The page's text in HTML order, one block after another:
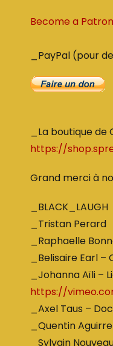
Become a
_PayPal (pour
_La boutique de
https://
Grand merci à
_BLACK_LAUGH
_Tristan Perard
_Raphaelle
_Belisaire Earl –
_Johanna Aïli –
https://
_Axel Taus –
_Quentin
_Sylvain